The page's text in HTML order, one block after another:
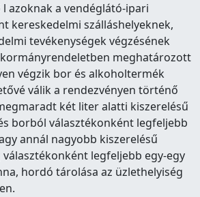
azoknak a vendéglátó-ipari
kereskedelmi szálláshelyeknek,
tevékenységek végzésének
meghatározott
végzik bor és alkoholtermék
válik a rendezvényen történő
két liter alatti kiszerelésű
borból választékonként legfeljebb
annál nagyobb kiszerelésű
legfeljebb egy-egy
hordó tárolása az üzlethelyiség